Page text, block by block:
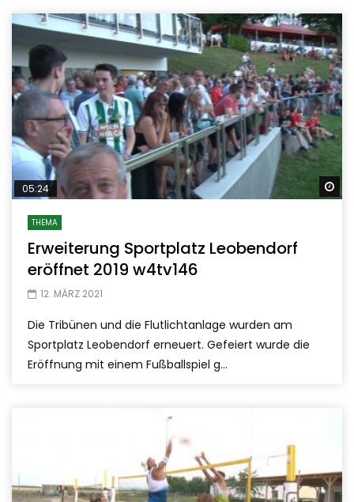
05:24
THEMA
Erweiterung Sportplatz Leobendorf
eröffnet 2019 w4tv146
12. MÄRZ 2021
Die Tribünen und die Flutlichtanlage wurden am
Sportplatz Leobendorf erneuert. Gefeiert wurde die
Eröffnung mit einem Fußballspiel g...